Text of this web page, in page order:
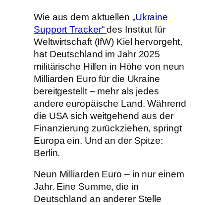
Wie aus dem aktuellen „Ukraine
Support Tracker“des Institut für
Weltwirtschaft (IfW) Kiel hervorgeht,
hat Deutschland im Jahr 2025
militärische Hilfen in Höhe von neun
Milliarden Euro für die Ukraine
bereitgestellt – mehr als jedes
andere europäische Land. Während
die USA sich weitgehend aus der
Finanzierung zurückziehen, springt
Europa ein. Und an der Spitze:
Berlin.
Neun Milliarden Euro – in nur einem
Jahr. Eine Summe, die in
Deutschland an anderer Stelle